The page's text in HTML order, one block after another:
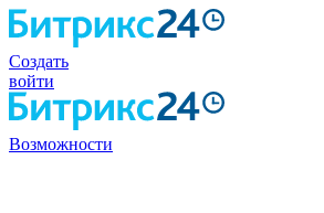
Создать
войти
Возможности